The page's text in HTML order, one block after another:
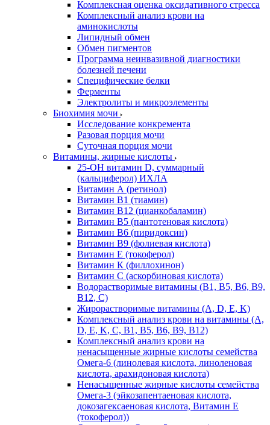
Комплексная оценка оксидативного стресса
Комплексный анализ крови на
аминокислоты
Липидный обмен
Обмен пигментов
Программа неинвазивной диагностики
болезней печени
Специфические белки
Ферменты
Электролиты и микроэлементы
Биохимия мочи
Исследование конкремента
Разовая порция мочи
Суточная порция мочи
Витамины, жирные кислоты
25-OH витамин D, суммарный
(кальциферол) ИХЛА
Витамин А (ретинол)
Витамин В1 (тиамин)
Витамин В12 (цианкобаламин)
Витамин В5 (пантотеновая кислота)
Витамин В6 (пиридоксин)
Витамин В9 (фолиевая кислота)
Витамин Е (токоферол)
Витамин К (филлохинон)
Витамин С (аскорбиновая кислота)
Водорастворимые витамины (B1, B5, B6, В9,
В12, С)
Жирорастворимые витамины (A, D, E, K)
Комплексный анализ крови на витамины (A,
D, E, K, C, B1, B5, B6, В9, B12)
Комплексный анализ крови на
ненасыщенные жирные кислоты семейства
Омега-6 (линолевая кислота, линоленовая
кислота, арахидоновая кислота)
Ненасыщенные жирные кислоты семейства
Омега-3 (эйкозапентаеновая кислота,
докозагексаеновая кислота, Витамин E
(токоферол))